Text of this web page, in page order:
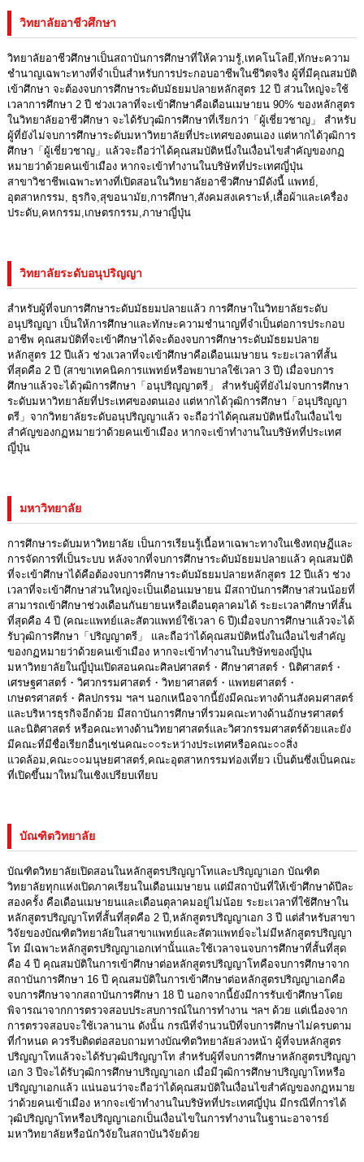
วิทยาลัยอาชีวศึกษา
วิทยาลัยอาชีวศึกษาเป็นสถาบันการศึกษาที่ให้ความรู้,เทคโนโลยี,ทักษะความ
ชำนาญเฉพาะทางที่จำเป็นสำหรับการประกอบอาชีพในชีวิตจริง ผู้ที่มีคุณสมบัติ
เข้าศึกษา จะต้องจบการศึกษาระดับมัธยมปลายหลักสูตร 12 ปี ส่วนใหญ่จะใช้
เวลาการศึกษา 2 ปี ช่วงเวลาที่จะเข้าศึกษาคือเดือนเมษายน 90% ของหลักสูตร
ในวิทยาลัยอาชีวศึกษา จะได้รับวุฒิการศึกษาที่เรียกว่า「ผู้เชี่ยวชาญ」 สำหรับ
ผู้ที่ยังไม่จบการศึกษาระดับมหาวิทยาลัยที่ประเทศของตนเอง แต่หากได้วุฒิการ
ศึกษา「ผู้เชี่ยวชาญ」แล้วจะถือว่าได้คุณสมบัติหนึ่งในเงื่อนไขสำคัญของกฏ
หมายว่าด้วยคนเข้าเมือง หากจะเข้าทำงานในบริษัทที่ประเทศญี่ปุ่น
สาขาวิชาชีพเฉพาะทางที่เปิดสอนในวิทยาลัยอาชีวศึกษามีดังนี้ แพทย์,
อุตสาหกรรม, ธุรกิจ,สุขอนามัย,การศึกษา,สังคมสงเคราะห์,เสื้อผ้าและเครื่อง
ประดับ,คหกรรม,เกษตรกรรม,ภาษาญี่ปุ่น
วิทยาลัยระดับอนุปริญญา
สำหรับผู้ที่จบการศึกษาระดับมัธยมปลายแล้ว การศึกษาในวิทยาลัยระดับ
อนุปริญญา เป็นให้การศึกษาและทักษะความชำนาญที่จำเป็นต่อการประกอบ
อาชีพ คุณสมบัติที่จะเข้าศึกษาได้จะต้องจบการศึกษาระดับมัธยมปลาย
หลักสูตร 12 ปีแล้ว ช่วงเวลาที่จะเข้าศึกษาคือเดือนเมษายน ระยะเวลาที่สั้น
ที่สุดคือ 2 ปี (สาขาเทคนิคการแพทย์หรือพยาบาลใช้เวลา 3 ปี) เมื่อจบการ
ศึกษาแล้วจะได้วุฒิการศึกษา「อนุปริญญาตรี」 สำหรับผู้ที่ยังไม่จบการศึกษา
ระดับมหาวิทยาลัยที่ประเทศของตนเอง แต่หากได้วุฒิการศึกษา「อนุปริญญา
ตรี」จากวิทยาลัยระดับอนุปริญญาแล้ว จะถือว่าได้คุณสมบัติหนึ่งในเงื่อนไข
สำคัญของกฏหมายว่าด้วยคนเข้าเมือง หากจะเข้าทำงานในบริษัทที่ประเทศ
ญี่ปุ่น
มหาวิทยาลัย
การศึกษาระดับมหาวิทยาลัย เป็นการเรียนรู้เนื้อหาเฉพาะทางในเชิงทฤษฏีและ
การจัดการที่เป็นระบบ หลังจากที่จบการศึกษาระดับมัธยมปลายแล้ว คุณสมบัติ
ที่จะเข้าศึกษาได้คือต้องจบการศึกษาระดับมัธยมปลายหลักสูตร 12 ปีแล้ว ช่วง
เวลาที่จะเข้าศึกษาส่วนใหญ่จะเป็นเดือนเมษายน มีสถาบันการศึกษาส่วนน้อยที่
สามารถเข้าศึกษาช่วงเดือนกันยายนหรือเดือนตุลาคมได้ ระยะเวลาศึกษาที่สั้น
ที่สุดคือ 4 ปี (คณะแพทย์และสัตวแพทย์ใช้เวลา 6 ปี)เมื่อจบการศึกษาแล้วจะได้
รับวุฒิการศึกษา「ปริญญาตรี」 และถือว่าได้คุณสมบัติหนึ่งในเงื่อนไขสำคัญ
ของกฏหมายว่าด้วยคนเข้าเมือง หากจะเข้าทำงานในบริษัทของญี่ปุ่น
มหาวิทยาลัยในญี่ปุ่นเปิดสอนคณะศิลปศาสตร์・ศึกษาศาสตร์・นิติศาสตร์・
เศรษฐศาสตร์・วิศวกรรมศาสตร์・วิทยาศาสตร์・แพทยศาสตร์・
เกษตรศาสตร์・ศิลปกรรม ฯลฯ นอกเหนือจากนี้ยังมีคณะทางด้านสังคมศาสตร์
และบริหารธุรกิจอีกด้วย มีสถาบันการศึกษาที่รวมคณะทางด้านอักษรศาสตร์
และนิติศาสตร์ หรือคณะทางด้านวิทยาศาสตร์และวิศวกรรมศาสตร์ด้วยและยัง
มีคณะที่มีชื่อเรียกอื่นๆเช่นคณะ○○ระหว่างประเทศหรือคณะ○○สิ่ง
แวดล้อม,คณะ○○มนุษยศาสตร์,คณะอุตสาหกรรมท่องเที่ยว เป็นต้นซึ่งเป็นคณะ
ที่เปิดขึ้นมาใหม่ในเชิงเปรียบเทียบ
บัณฑิตวิทยาลัย
บัณฑิตวิทยาลัยเปิดสอนในหลักสูตรปริญญาโทและปริญญาเอก บัณฑิต
วิทยาลัยทุกแห่งเปิดภาคเรียนในเดือนเมษายน แต่มีสถาบันที่ให้เข้าศึกษาด้ปีละ
สองครั้ง คือเดือนเมษายนและเดือนตุลาคมอยู่ไม่น้อย ระยะเวลาที่ใช้ศึกษาใน
หลักสูตรปริญญาโทที่สั้นที่สุดคือ 2 ปี,หลักสูตรปริญญาเอก 3 ปี แต่สำหรับสาขา
วิจัยของบัณฑิตวิทยาลัยในสาขาแพทย์และสัตวแพทย์จะไม่มีหลักสูตรปริญญา
โท มีเฉพาะหลักสูตรปริญญาเอกเท่านั้นและใช้เวลาจนจบการศึกษาที่สั้นที่สุด
คือ 4 ปี คุณสมบัติในการเข้าศึกษาต่อหลักสูตรปริญญาโทคือจบการศึกษาจาก
สถาบันการศึกษา 16 ปี คุณสมบัติในการเข้าศึกษาต่อหลักสูตรปริญญาเอกคือ
จบการศึกษาจากสถาบันการศึกษา 18 ปี นอกจากนี้ยังมีการรับเข้าศึกษาโดย
พิจารณาจากการตรวจสอบประสบการณ์ในการทำงาน ฯลฯ ด้วย แต่เนื่องจาก
การตรวจสอบจะใช้เวลานาน ดังนั้น กรณีที่จำนวนปีที่จบการศึกษาไม่ครบตาม
ที่กำหนด ควรรีบติดต่อสอบถามทางบัณฑิตวิทยาลัยล่วงหน้า ผู้ที่จบหลักสูตร
ปริญญาโทแล้วจะได้รับวุฒิปริญญาโท สำหรับผู้ที่จบการศึกษาหลักสูตรปริญญา
เอก 3 ปีจะได้รับวุฒิการศึกษาปริญญาเอก เมื่อมีวุฒิการศึกษาปริญญาโทหรือ
ปริญญาเอกแล้ว แน่นอนว่าจะถือว่าได้คุณสมบัติในเงื่อนไขสำคัญของกฏหมาย
ว่าด้วยคนเข้าเมือง หากจะเข้าทำงานในบริษัทที่ประเทศญี่ปุ่น มีกรณีที่การได้
วุฒิปริญญาโทหรือปริญญาเอกเป็นเงื่อนไขในการทำงานในฐานะอาจารย์
มหาวิทยาลัยหรือนักวิจัยในสถาบันวิจัยด้วย